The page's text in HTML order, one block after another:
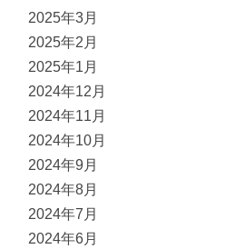
2025年3月
2025年2月
2025年1月
2024年12月
2024年11月
2024年10月
2024年9月
2024年8月
2024年7月
2024年6月